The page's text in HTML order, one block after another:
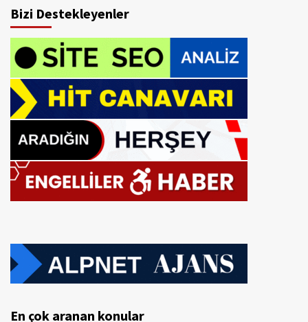
Bizi Destekleyenler
En çok aranan konular